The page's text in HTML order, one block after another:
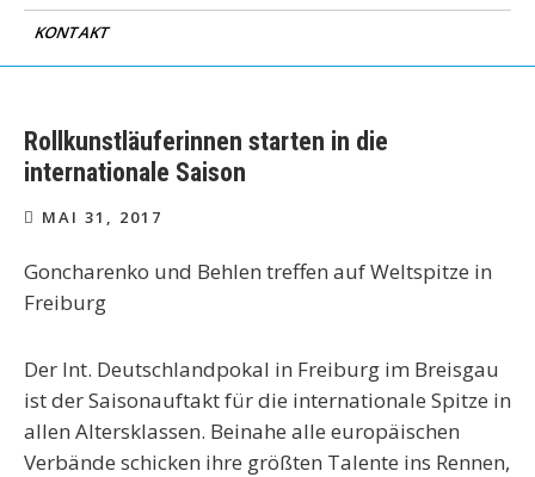
KONTAKT
Rollkunstläuferinnen starten in die
internationale Saison
MAI 31, 2017
Goncharenko und Behlen treffen auf Weltspitze in
Freiburg
Der Int. Deutschlandpokal in Freiburg im Breisgau
ist der Saisonauftakt für die internationale Spitze in
allen Altersklassen. Beinahe alle europäischen
Verbände schicken ihre größten Talente ins Rennen,